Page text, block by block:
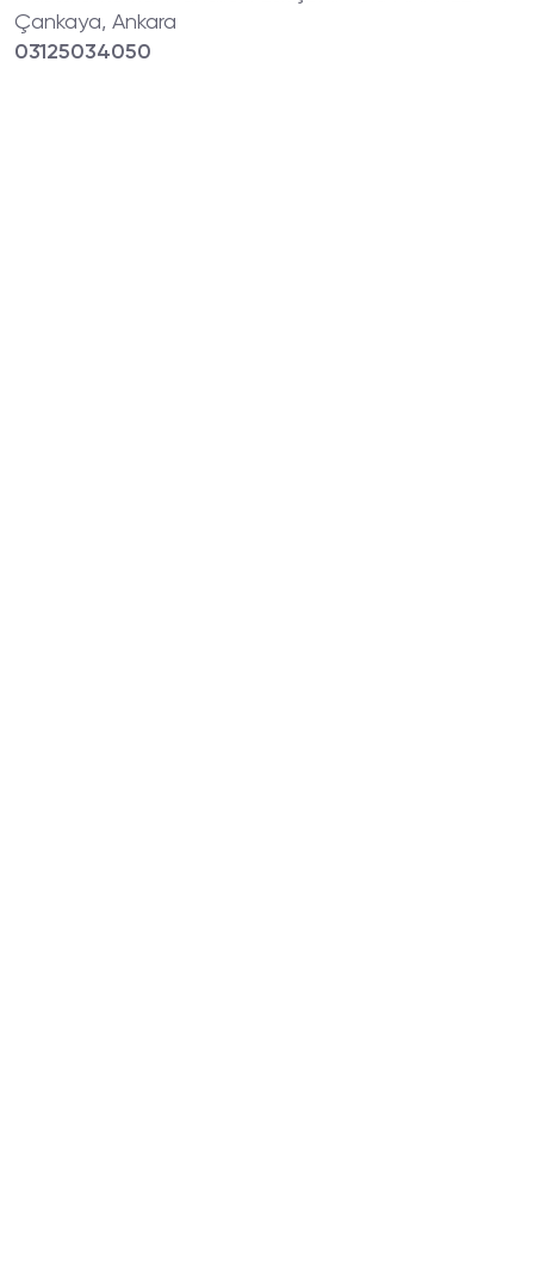
Çankaya, Ankara
03125034050